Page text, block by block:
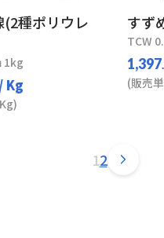
(2種ポリウレ
1kg
/ Kg
すず
TCW
1,397
(販売
12